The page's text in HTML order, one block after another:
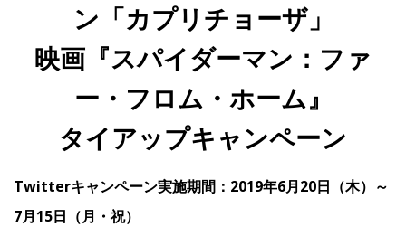
Wedding
IR
IRライブラリー
ン「カプリチョーザ」
映画『スパイダーマン：ファ
ー・フロム・ホーム』
タイアップキャンペーン
Twitterキャンペーン実施期間：2019年6月20日（木）～
7月15日（月・祝）